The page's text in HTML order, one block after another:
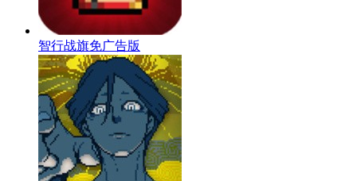
智行战旗免广告版